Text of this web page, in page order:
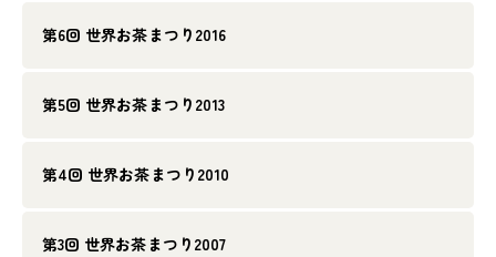
第6回 世界お茶まつり2016
第5回 世界お茶まつり2013
第4回 世界お茶まつり2010
第3回 世界お茶まつり2007